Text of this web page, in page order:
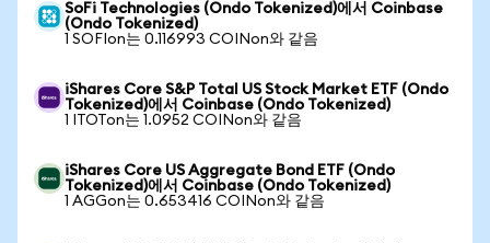
SoFi Technologies (Ondo Tokenized)에서 Coinbase
(Ondo Tokenized)
1 SOFIon는 0.116993 COINon와 같음
iShares Core S&P Total US Stock Market ETF (Ondo
Tokenized)에서 Coinbase (Ondo Tokenized)
1 ITOTon는 1.0952 COINon와 같음
iShares Core US Aggregate Bond ETF (Ondo
Tokenized)에서 Coinbase (Ondo Tokenized)
1 AGGon는 0.653416 COINon와 같음